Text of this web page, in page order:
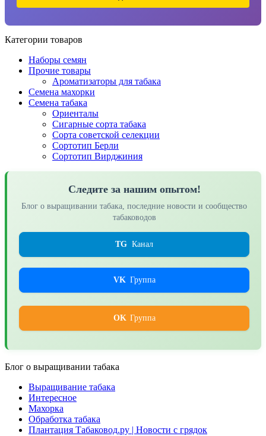
Категории товаров
Наборы семян
Прочие товары
Ароматизаторы для табака
Семена махорки
Семена табака
Ориенталы
Сигарные сорта табака
Сорта советской селекции
Сортотип Берли
Сортотип Вирджиния
Следите за нашим опытом!
Блог о выращивании табака, последние новости и сообщество
табаководов
TG Канал
VK Группа
OK Группа
Блог о выращивании табака
Выращивание табака
Интересное
Махорка
Обработка табака
Плантация Табаковод.ру | Новости с грядок